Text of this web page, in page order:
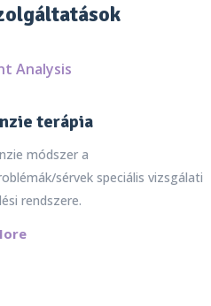
terápia
módszer a
sérvek speciális vizsgálati
rendszere.